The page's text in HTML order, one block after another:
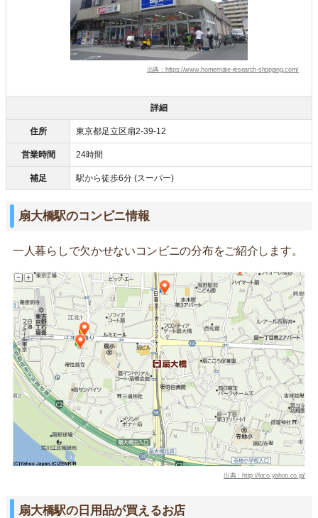
出典：https://www.homemate-research-shopping.com/
詳細
住所 東京都足立区扇2-39-12
営業時間 24時間
補足 駅から徒歩6分 (スーパー)
扇大橋駅のコンビニ情報
一人暮らしで欠かせないコンビニの分布をご紹介します。
出典：http://loco.yahoo.co.jp/
扇大橋駅の日用品が買えるお店